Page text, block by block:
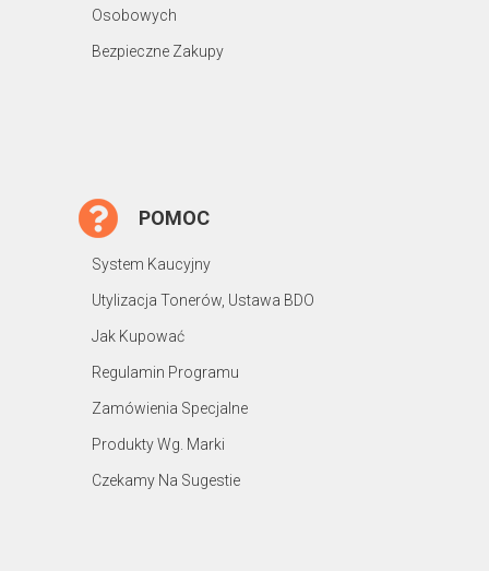
Osobowych
Bezpieczne Zakupy
POMOC
System Kaucyjny
Utylizacja Tonerów, Ustawa BDO
Jak Kupować
Regulamin Programu
Zamówienia Specjalne
Produkty Wg. Marki
Czekamy Na Sugestie